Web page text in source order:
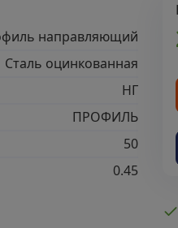
направляющий
Сталь оцинкованная
НГ
ПРОФИЛЬ
50
0.45